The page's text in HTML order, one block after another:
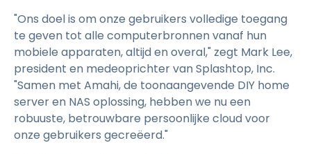
"Ons doel is om onze gebruikers volledige toegang
te geven tot alle computerbronnen vanaf hun
mobiele apparaten, altijd en overal," zegt Mark Lee,
president en medeoprichter van Splashtop, Inc.
"Samen met Amahi, de toonaangevende DIY home
server en NAS oplossing, hebben we nu een
robuuste, betrouwbare persoonlijke cloud voor
onze gebruikers gecreëerd."